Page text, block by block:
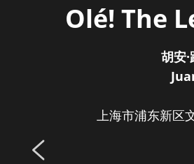
Olé! The
胡安
上海市浦东新区